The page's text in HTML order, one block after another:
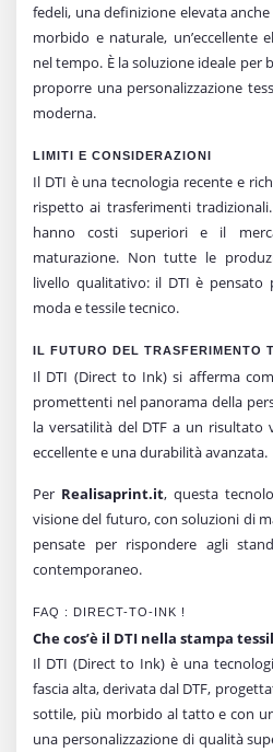
fedeli, una definizione elevata
morbido e naturale, un’eccellente
nel tempo. È la soluzione ideale per
proporre una personalizzazione
moderna.
LIMITI E CONSIDERAZIONI
Il DTI è una tecnologia recente e
rispetto ai trasferimenti
hanno costi superiori e il
maturazione. Non tutte le
livello qualitativo: il DTI è
moda e tessile tecnico.
IL FUTURO DEL TRASFERIMENTO
Il DTI (Direct to Ink) si afferma
promettenti nel panorama della
la versatilità del DTF a un risultato
eccellente e una durabilità avanzata.
Per Realisaprint.it, questa
visione del futuro, con soluzioni di
pensate per rispondere agli
contemporaneo.
FAQ : DIRECT-TO-INK !
Che cos’è il DTI nella stampa
Il DTI (Direct to Ink) è una
fascia alta, derivata dal DTF,
sottile, più morbido al tatto e con
una personalizzazione di qualità